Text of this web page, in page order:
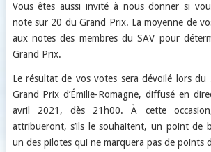
Vous êtes aussi invité à nous donner si
note sur 20 du Grand Prix. La moyenne de
aux notes des membres du SAV pour
Grand Prix.
Le résultat de vos votes sera dévoilé lors du
Grand Prix d’Émilie-Romagne, diffusé en
avril 2021, dès 21h00. À cette
attribueront, s’ils le souhaitent, un point de
un des pilotes qui ne marquera pas de points